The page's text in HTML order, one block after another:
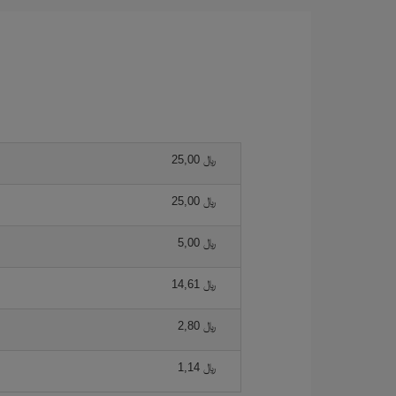
25,00 ﷼
25,00 ﷼
5,00 ﷼
14,61 ﷼
2,80 ﷼
1,14 ﷼